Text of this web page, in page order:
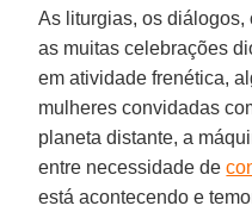
As liturgias, os diálogos,
as muitas celebrações
em atividade frenética,
mulheres convidadas
planeta distante, a
entre necessidade de
está acontecendo e